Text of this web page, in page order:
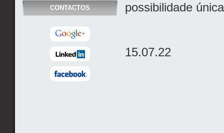
CONTACTOS
possibilidade
15.07.22